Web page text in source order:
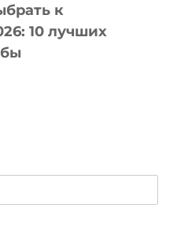
к
10 лучших